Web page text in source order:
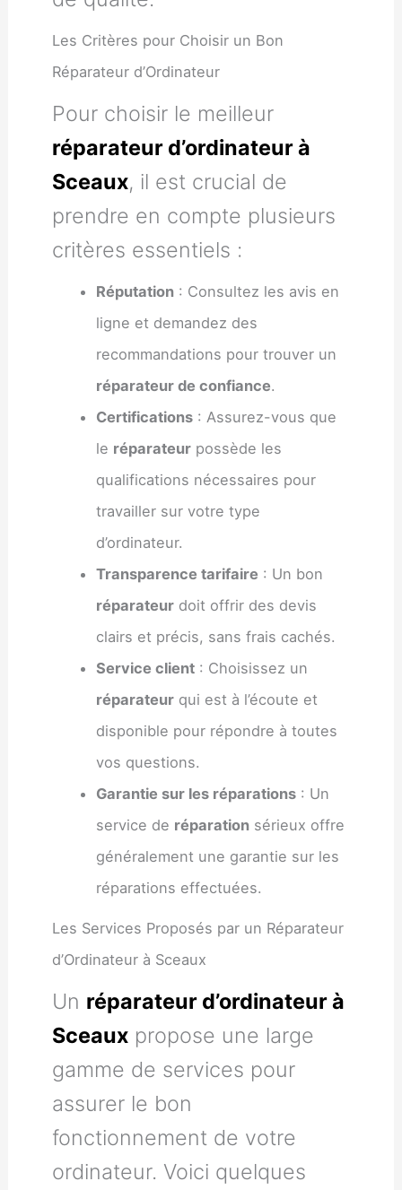
Les Critères pour Choisir un Bon
Réparateur d’Ordinateur
Pour choisir le meilleur
réparateur d’ordinateur à
Sceaux, il est crucial de
prendre en compte plusieurs
critères essentiels :
Réputation : Consultez les avis en
ligne et demandez des
recommandations pour trouver un
réparateur de confiance.
Certifications : Assurez-vous que
le réparateur possède les
qualifications nécessaires pour
travailler sur votre type
d’ordinateur.
Transparence tarifaire : Un bon
réparateur doit offrir des devis
clairs et précis, sans frais cachés.
Service client : Choisissez un
réparateur qui est à l’écoute et
disponible pour répondre à toutes
vos questions.
Garantie sur les réparations : Un
service de réparation sérieux offre
généralement une garantie sur les
réparations effectuées.
Les Services Proposés par un Réparateur
d’Ordinateur à Sceaux
Un réparateur d’ordinateur à
Sceaux propose une large
gamme de services pour
assurer le bon
fonctionnement de votre
ordinateur. Voici quelques